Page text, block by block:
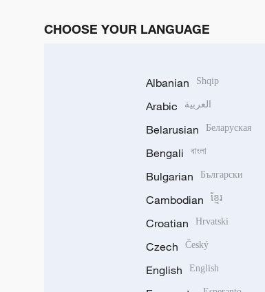
CHOOSE YOUR LANGUAGE
Albanian Shqip
Arabic العربية
Belarusian Беларуская
Bengali বাংলা
Bulgarian Български
Cambodian ខ្មែរ
Croatian Hrvatski
Czech Český
English English